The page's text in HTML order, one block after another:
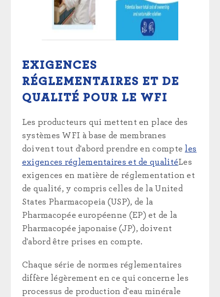
EXIGENCES
RÉGLEMENTAIRES ET DE
QUALITÉ POUR LE WFI
Les producteurs qui mettent en place des
systèmes WFI à base de membranes
doivent tout d'abord prendre en compte les
exigences réglementaires et de qualitéLes
exigences en matière de réglementation et
de qualité, y compris celles de la United
States Pharmacopeia (USP), de la
Pharmacopée européenne (EP) et de la
Pharmacopée japonaise (JP), doivent
d'abord être prises en compte.
Chaque série de normes réglementaires
diffère légèrement en ce qui concerne les
processus de production d'eau minérale